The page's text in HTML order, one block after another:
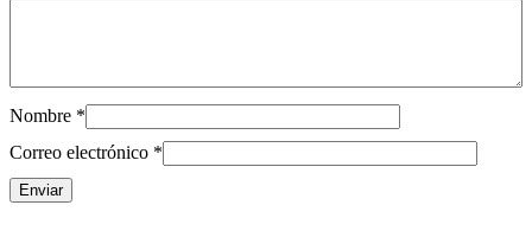
Nombre *
Correo electrónico *